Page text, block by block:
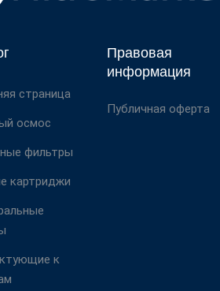
страница
осмос
фильтры
картриджи
к
Правовая
информация
Публичная оферта